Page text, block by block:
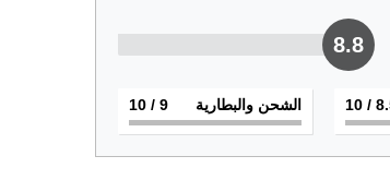
8.8
/ 10 الشحن والبطارية 9
/ 10